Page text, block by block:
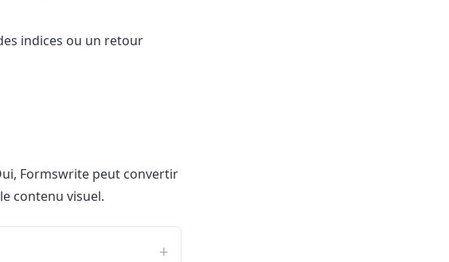
indices ou un retour
Formswrite peut convertir
contenu visuel.